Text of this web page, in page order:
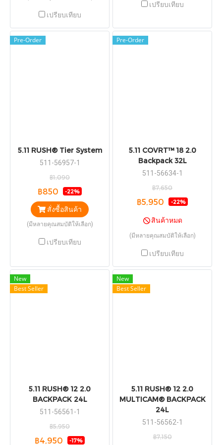
เปรียบเทียบ
เปรียบเทียบ
Pre-Order
5.11 RUSH® Tier System
511-56957-1
฿1,090
฿850 -22%
สั่งซื้อสินค้า
(มีหลายคุณสมบัติให้เลือก)
เปรียบเทียบ
Pre-Order
5.11 COVRT™ 18 2.0
Backpack 32L
511-56634-1
฿7,650
฿5,950 -22%
สินค้าหมด
(มีหลายคุณสมบัติให้เลือก)
เปรียบเทียบ
New
Best Seller
5.11 RUSH® 12 2.0
BACKPACK 24L
511-56561-1
฿5,950
฿4,950 -17%
New
Best Seller
5.11 RUSH® 12 2.0
MULTICAM® BACKPACK
24L
511-56562-1
฿7,150